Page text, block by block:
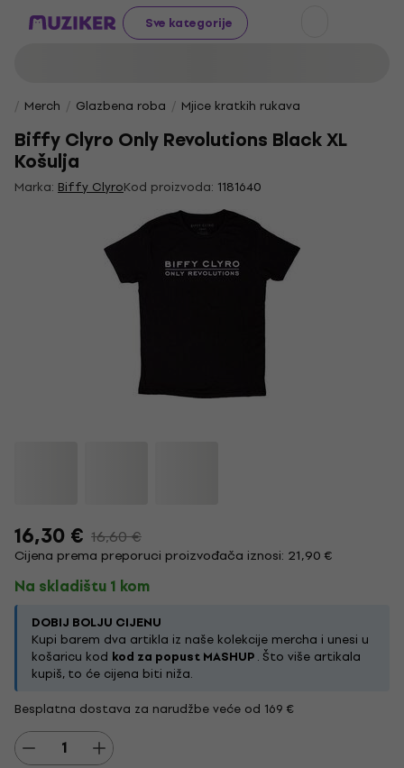
Sve kategorije
Merch Glazbena roba Mjice kratkih rukava
Biffy Clyro Only Revolutions Black XL
Košulja
Marka: Biffy ClyroKod proizvoda: 1181640
16,30 € 16,60 €
Cijena prema preporuci proizvođača iznosi: 21,90 €
Na skladištu 1 kom
DOBIJ BOLJU CIJENU
Kupi barem dva artikla iz naše kolekcije mercha i unesi u
košaricu kod kod za popust MASHUP. Što više artikala
kupiš, to će cijena biti niža.
Besplatna dostava za narudžbe veće od 169 €